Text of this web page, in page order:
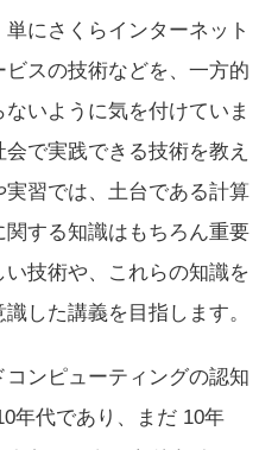
にさくらインターネット
スの技術などを、一方的
いように気を付けていま
で実践できる技術を教え
習では、土台である計算
する知識はもちろん重要
技術や、これらの知識を
した講義を目指します。
ンピューティングの認知
年代であり、まだ 10年